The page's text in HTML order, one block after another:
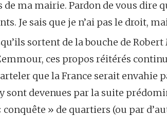
de ma mairie. Pardon de vous dire
Je sais que je n’ai pas le droit,
sortent de la bouche de
ces propos réitérés
que la France serait envahie
sont devenues par la suite
» de quartiers (ou par